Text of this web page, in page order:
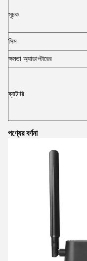
সূচক
সিম
ক্ষমতা অ্যাডাপ্টারের
ব্যাটারি
পণ্যের বর্ণনা